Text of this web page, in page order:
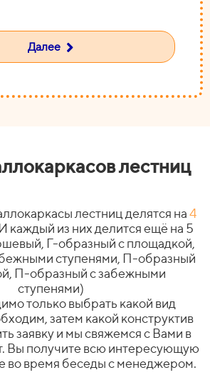
Далее
лестниц
лестниц делятся на4
каждый из них делится ещё на 5
Г-образный с площадкой,
ступенями, П-образный
П-образный с забежными
ступенями)
только выбрать какой вид
затем какой конструктив
заявку и мы свяжемся с Вами в
Вы получите всю интересующую
время беседы с менеджером.